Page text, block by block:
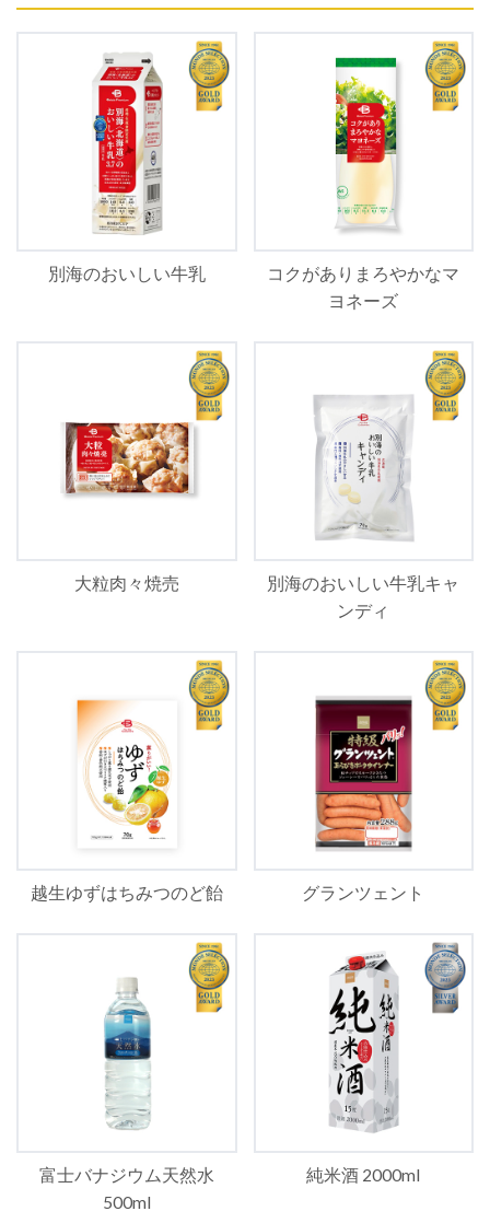
別海のおいしい牛乳
コクがありまろやかなマ
ヨネーズ
大粒肉々焼売
別海のおいしい牛乳キャ
ンディ
越生ゆずはちみつのど飴 グランツェント
富士バナジウム天然水
500ml
純米酒 2000ml